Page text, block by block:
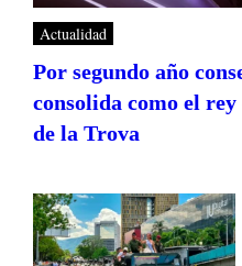
Actualidad
Por segundo año
consolida como el
de la Trova